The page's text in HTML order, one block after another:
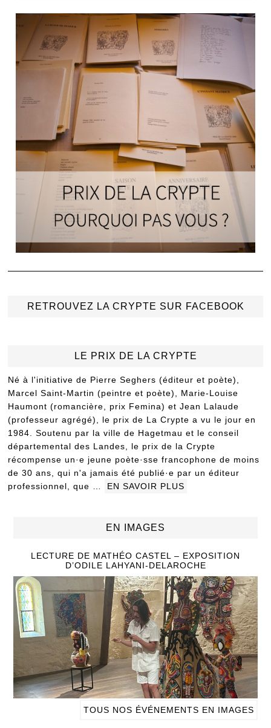
RETROUVEZ LA CRYPTE SUR FACEBOOK
LE PRIX DE LA CRYPTE
Né à l'initiative de Pierre Seghers (éditeur et poète),
Marcel Saint-Martin (peintre et poète), Marie-Louise
Haumont (romancière, prix Femina) et Jean Lalaude
(professeur agrégé), le prix de La Crypte a vu le jour en
1984. Soutenu par la ville de Hagetmau et le conseil
départemental des Landes, le prix de la Crypte
récompense un·e jeune poète·sse francophone de moins
de 30 ans, qui n'a jamais été publié·e par un éditeur
professionnel, que …
EN SAVOIR PLUS
EN IMAGES
LECTURE DE MATHÉO CASTEL – EXPOSITION
D’ODILE LAHYANI-DELAROCHE
TOUS NOS ÉVÉNEMENTS EN IMAGES